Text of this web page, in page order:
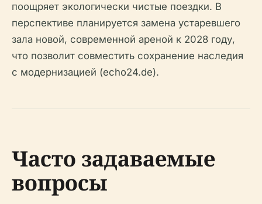
поощряет экологически чистые поездки. В
перспективе планируется замена устаревшего
зала новой, современной ареной к 2028 году,
что позволит совместить сохранение наследия
с модернизацией (echo24.de).
Часто задаваемые
вопросы